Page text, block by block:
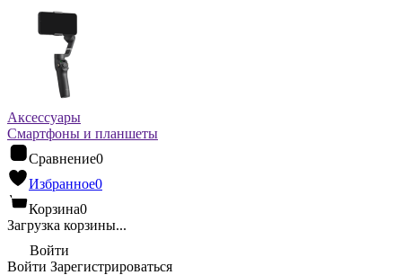
Аксессуары
Смартфоны и планшеты
Сравнение0
Избранное0
Корзина0
Загрузка корзины...
Войти
Войти Зарегистрироваться